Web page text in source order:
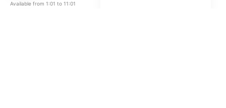
Available from 1:01 to 11:01